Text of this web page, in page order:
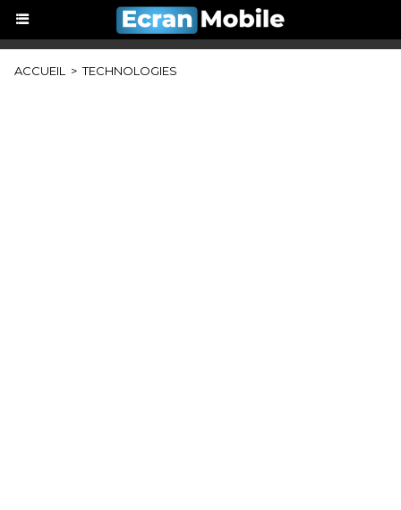
ACCUEIL > TECHNOLOGIES